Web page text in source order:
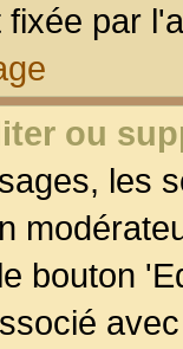
par
ou
les
bouton